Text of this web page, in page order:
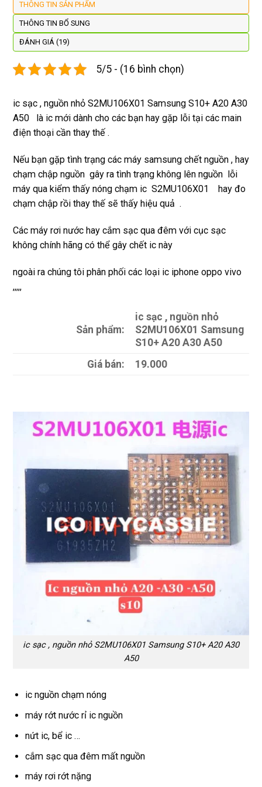
xịn
miễn
tôt
dùng
. Uy
tín
THÔNG TIN SẢN PHẨM
THÔNG TIN BỔ SUNG
ĐÁNH GIÁ (19)
5/5 - (16 bình chọn)
ic sạc , nguồn nhỏ S2MU106X01 Samsung S10+ A20 A30
A50 là ic mới dành cho các bạn hay gặp lỗi tại các main
điện thoại cần thay thế .
Nếu bạn gặp tình trạng các máy samsung chết nguồn , hay
chạm chập nguồn gây ra tình trạng không lên nguồn lỗi
máy qua kiểm thấy nóng chạm ic S2MU106X01 hay đo
chạm chập rồi thay thế sẽ thấy hiệu quả .
Các máy rơi nước hay cắm sạc qua đêm với cục sạc
không chính hãng có thể gây chết ic này
ngoài ra chúng tôi phân phối các loại ic iphone oppo vivo
,,,,,
Sản phẩm:
ic sạc , nguồn nhỏ
S2MU106X01 Samsung
S10+ A20 A30 A50
Giá bán:
19.000
ic sạc , nguồn nhỏ S2MU106X01 Samsung S10+ A20 A30
A50
ic nguồn chạm nóng
máy rớt nước rỉ ic nguồn
nứt ic, bể ic …
cắm sạc qua đêm mất nguồn
máy rơi rớt nặng